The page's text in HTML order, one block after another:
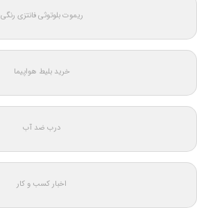
ریموت بلوتوثی فانتزی رنگی
خرید بلیط هواپیما
درب ضد آب
اخبار کسب و کار